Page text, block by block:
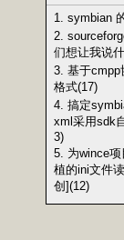
1. symbian
2.
们想让我说
3. 基于cmpp
格式(17)
4. 搞定
xml采用sdk
3)
5. 为wince
植的ini文件
创](12)